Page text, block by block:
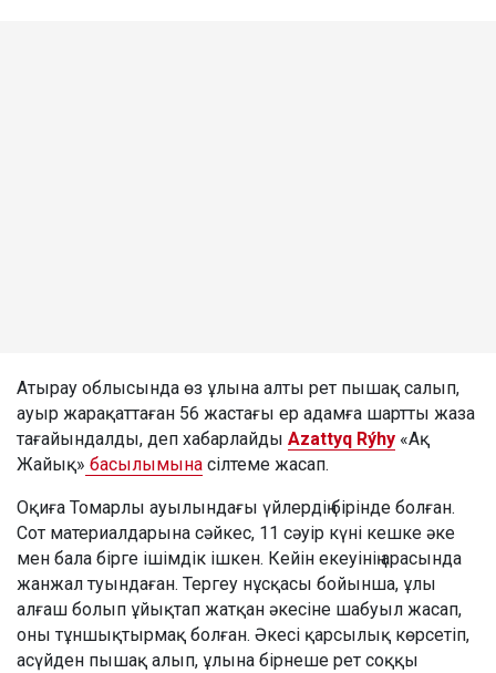
Атырау облысында өз ұлына алты рет пышақ салып,
ауыр жарақаттаған 56 жастағы ер адамға шартты жаза
тағайындалды, деп хабарлайды Azattyq Rýhy «Ақ
Жайық» басылымына сілтеме жасап.
Оқиға Томарлы ауылындағы үйлердің бірінде болған.
Сот материалдарына сәйкес, 11 сәуір күні кешке әке
мен бала бірге ішімдік ішкен. Кейін екеуінің арасында
жанжал туындаған. Тергеу нұсқасы бойынша, ұлы
алғаш болып ұйықтап жатқан әкесіне шабуыл жасап,
оны тұншықтырмақ болған. Әкесі қарсылық көрсетіп,
асүйден пышақ алып, ұлына бірнеше рет соққы